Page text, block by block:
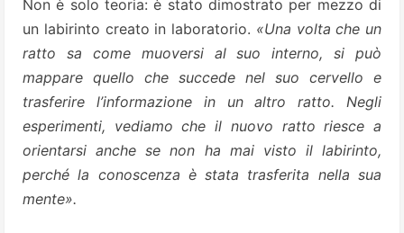
Non è solo teoria: è stato dimostrato per mezzo di
un labirinto creato in laboratorio. «Una volta che un
ratto sa come muoversi al suo interno, si può
mappare quello che succede nel suo cervello e
trasferire l’informazione in un altro ratto. Negli
esperimenti, vediamo che il nuovo ratto riesce a
orientarsi anche se non ha mai visto il labirinto,
perché la conoscenza è stata trasferita nella sua
mente».